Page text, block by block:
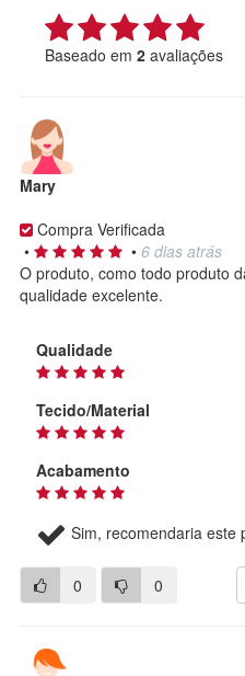
Baseado em 2 avaliações
Mary
Compra Verificada
•
• 6 dias atrás
O produto, como todo produto
qualidade excelente.
Qualidade
Tecido/Material
Acabamento
Sim, recomendaria este
0 0